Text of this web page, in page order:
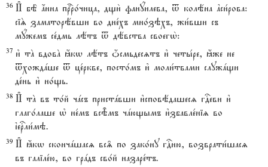
36 И# бЁ ѓнна прbро1чица, дщи2 фанyилева, t колёна ґси1рова:
сіS заматорёвши во дне1хъ мно1зэхъ, жи1вши съ
мyжемъ се1дмь лётъ t дёвства своегw2:
37 и3 тA вдовA ћкw лётъ џсмьдесzтъ и3 четы1ре, ћже не
tхождaше t це1ркве, посто1мъ и3 моли1твами служaщи
де1нь и3 но1щь.
38 И# тA въ то1й чaсъ пристaвши и3сповёдашесz гDеви и3
глаго1лаше њ не1мъ всBмъ чaющымъ и3збавле1ніz во
їеrли1мэ.
39 И# ћкw скончaшасz вс‰ по зако1ну гDню, возврати1шасz
въ галіле1ю, во грaдъ сво1й назаре1тъ.